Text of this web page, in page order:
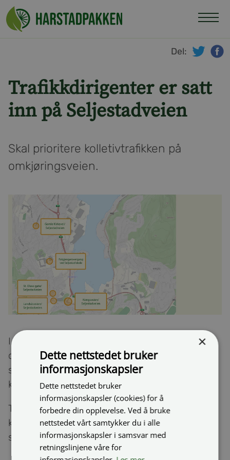
Hopp
til
innhold
Del:
Trafikkdirigenter er satt
inn på Seljestadveien
Skal prioritere kolletivtrafikken på
omkjøringsveien.
I ettermiddagsrushet vil det framover være
dirigering av trafikken i Seljestadveien. Målet er
spesielt å få til en bedre avvikling av
kollektivtrafikken.
Trafikkvaktene vil være utplassert ved de største
kryssene langs Seljestadveien. Fra byen og
sørover blir dette ved:
×
Dette nettstedet bruker
informasjonskapsler
Dette nettstedet bruker
informasjonskapsler (cookies) for å
forbedre din opplevelse. Ved å bruke
nettstedet vårt samtykker du i alle
informasjonskapsler i samsvar med
retningslinjene våre for